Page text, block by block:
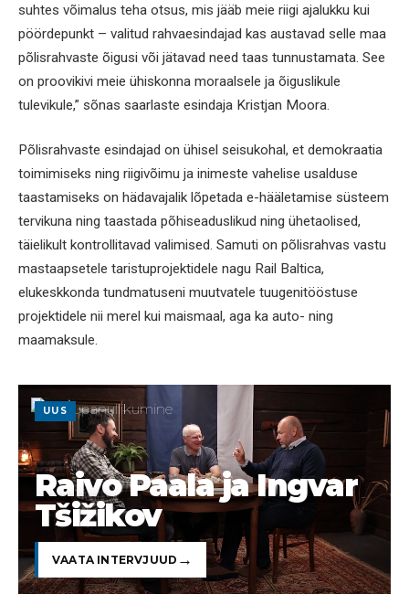
suhtes võimalus teha otsus, mis jääb meie riigi ajalukku kui
pöördepunkt – valitud rahvaesindajad kas austavad selle maa
põlisrahvaste õigusi või jätavad need taas tunnustamata. See
on proovikivi meie ühiskonna moraalsele ja õiguslikule
tulevikule,” sõnas saarlaste esindaja Kristjan Moora.
Põlisrahvaste esindajad on ühisel seisukohal, et demokraatia
toimimiseks ning riigivõimu ja inimeste vahelise usalduse
taastamiseks on hädavajalik lõpetada e-hääletamise süsteem
tervikuna ning taastada põhiseaduslikud ning ühetaolised,
täielikult kontrollitavad valimised. Samuti on põlisrahvas vastu
mastaapsetele taristuprojektidele nagu Rail Baltica,
elukeskkonda tundmatuseni muutvatele tuugenitööstuse
projektidele nii merel kui maismaal, aga ka auto- ning
maamaksule.
UUS
Raivo Paala ja Ingvar
Tšižikov
VAATA INTERVJUUD